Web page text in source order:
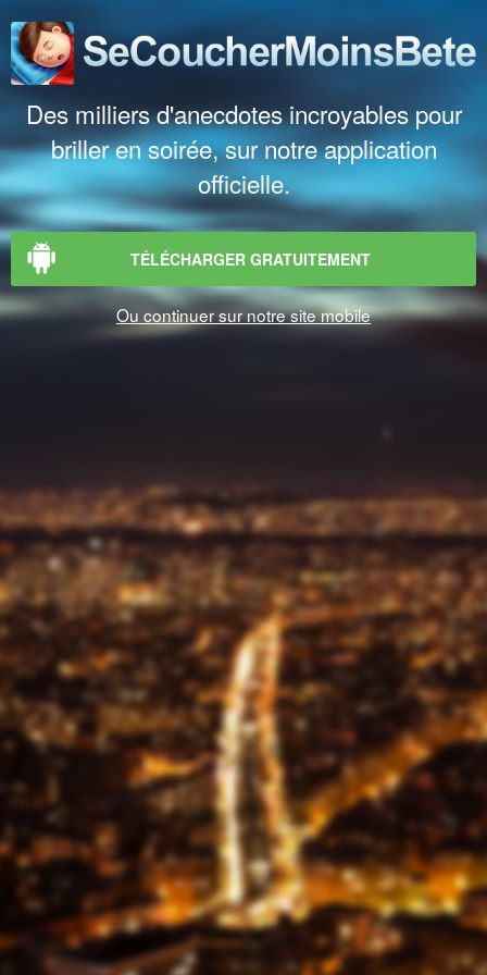
Des milliers d'anecdotes incroyables pour
briller en soirée, sur notre application
officielle.
TÉLÉCHARGER GRATUITEMENT
Ou continuer sur notre site mobile